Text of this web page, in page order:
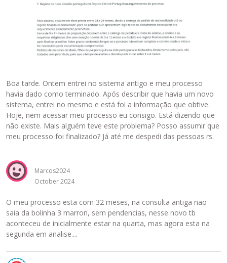
Boa tarde. Ontem entrei no sistema antigo e meu processo
havia dado como terminado. Após describir que havia um novo
sistema, entrei no mesmo e está foi a informação que obtive.
Hoje, nem acessar meu processo eu consigo. Está dizendo que
não existe. Mais alguém teve este problema? Posso assumir que
meu processo foi finalizado? Já até me despedi das pessoas rs.
Marcos2024
October 2024
O meu processo esta com 32 meses, na consulta antiga nao
saia da bolinha 3 marron, sem pendencias, nesse novo tb
aconteceu de inicialmente estar na quarta, mas agora esta na
segunda em analise....